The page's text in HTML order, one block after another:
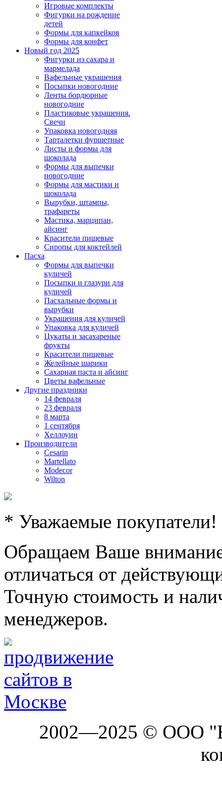
Игровые комплекты
Фигурки на рождение
детей
Формы для капкейков
Формы для конфет
Новый год 2025
Фигурки из сахара и
мармелада
Вафельные украшения
Посыпки новогодние
Ленты бордюрные
новогодние
Пластиковые украшения.
Свечи
Упаковка новогодняя
Тарталетки фуршетные
Листы и формы для
шоколада
Формы для выпечки
новогодние
Формы для мастики и
шоколада
Вырубки, штампы,
трафареты
Мастика, марципан,
айсинг
Красители пищевые
Сиропы для коктейлей
Пасха
Формы для выпечки
куличей
Посыпки и глазури для
куличей
Пасхальные формы и
вырубки
Украшения для куличей
Упаковка для куличей
Цукаты и засахареные
фрукты
Красители пищевые
Желейные шарики
Сахарная паста и айсинг
Цветы вафельные
Другие праздники
14 февраля
23 февраля
8 марта
1 сентября
Хеллоуин
Производители
Cesarin
Martellato
Modecor
Wilton
* Уважаемые покупатели!
Обращаем Ваше
отличаться от
Точную стоимость и
менеджеров.
2002—2025 © ООО